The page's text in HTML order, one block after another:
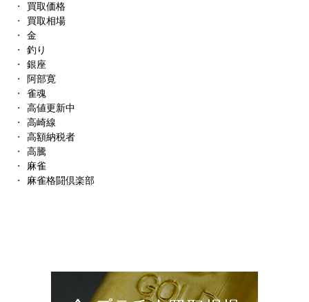
買取価格
買取相場
金
釣り
銀座
阿部寛
雀魂
高値更新中
高崎線
高額納税者
高騰
麻雀
麻雀格闘倶楽部